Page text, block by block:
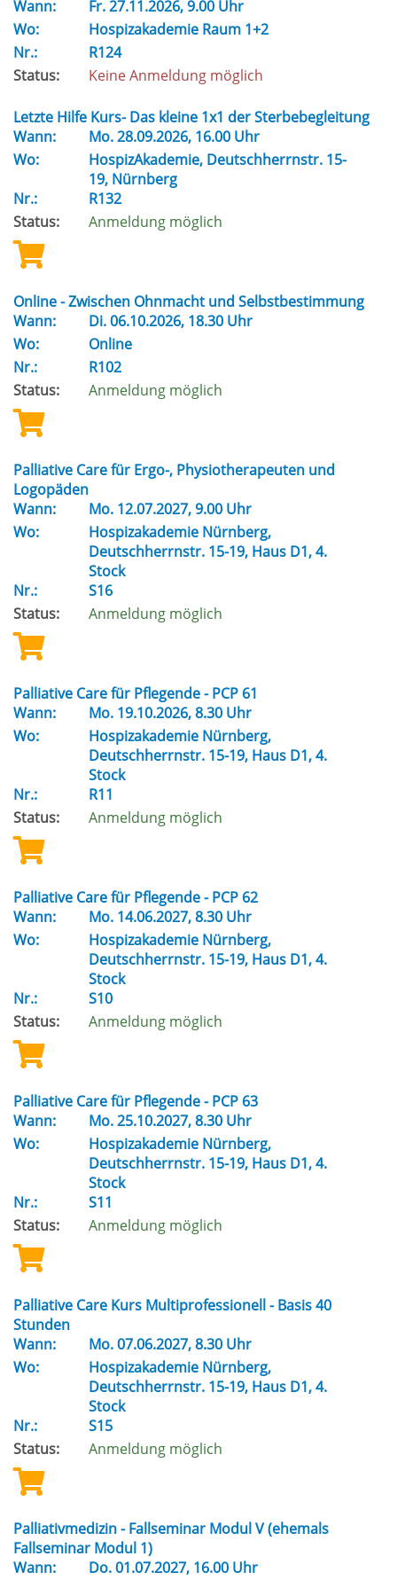
Wann: Fr.27.11.2026, 9.00 Uhr
Wo:
Hospizakademie Raum 1+2
Nr.:
R124
Status:
Keine Anmeldung möglich
Letzte Hilfe Kurs- Das kleine 1x1 der Sterbebegleitung
Wann:
Mo.28.09.2026, 16.00 Uhr
Wo:
HospizAkademie, Deutschherrnstr. 15-
19, Nürnberg
Nr.:
R132
Status:
Anmeldung möglich
Online - Zwischen Ohnmacht und Selbstbestimmung
Wann:
Di.06.10.2026, 18.30 Uhr
Wo:
Online
Nr.:
R102
Status:
Anmeldung möglich
Palliative Care für Ergo-, Physiotherapeuten und
Logopäden
Wann:
Mo. 12.07.2027, 9.00 Uhr
Wo:
Hospizakademie Nürnberg,
Deutschherrnstr. 15-19, Haus D1, 4.
Stock
Nr.:
S16
Status:
Anmeldung möglich
Palliative Care für Pflegende - PCP 61
Wann:
Mo. 19.10.2026, 8.30 Uhr
Wo:
Hospizakademie Nürnberg,
Deutschherrnstr. 15-19, Haus D1, 4.
Stock
Nr.:
R11
Status:
Anmeldung möglich
Palliative Care für Pflegende - PCP 62
Wann:
Mo. 14.06.2027, 8.30 Uhr
Wo:
Hospizakademie Nürnberg,
Deutschherrnstr. 15-19, Haus D1, 4.
Stock
Nr.:
S10
Status:
Anmeldung möglich
Palliative Care für Pflegende - PCP 63
Wann:
Mo.25.10.2027, 8.30 Uhr
Wo:
Hospizakademie Nürnberg,
Deutschherrnstr. 15-19, Haus D1, 4.
Stock
Nr.:
S11
Status:
Anmeldung möglich
Palliative Care Kurs Multiprofessionell - Basis 40
Stunden
Wann:
Mo.07.06.2027, 8.30 Uhr
Wo:
Hospizakademie Nürnberg,
Deutschherrnstr. 15-19, Haus D1, 4.
Stock
Nr.:
S15
Status:
Anmeldung möglich
Palliativmedizin - Fallseminar Modul V (ehemals
Fallseminar Modul 1)
Wann:
Do.01.07.2027, 16.00 Uhr